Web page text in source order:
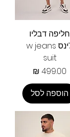
חליפה דבליו
ג’ינס w jeans
suit
מחיר
הוספה לסל